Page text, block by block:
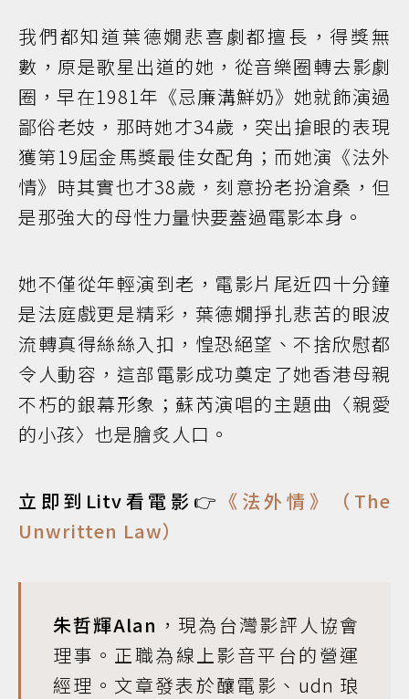
我們都知道葉德嫺悲喜劇都擅長，得獎無
數，原是歌星出道的她，從音樂圈轉去影劇
圈，早在1981年《忌廉溝鮮奶》她就飾演過
鄙俗老妓，那時她才34歲，突出搶眼的表現
獲第19屆金馬獎最佳女配角；而她演《法外
情》時其實也才38歲，刻意扮老扮滄桑，但
是那強大的母性力量快要蓋過電影本身。
她不僅從年輕演到老，電影片尾近四十分鐘
是法庭戲更是精彩，葉德嫺掙扎悲苦的眼波
流轉真得絲絲入扣，惶恐絕望、不捨欣慰都
令人動容，這部電影成功奠定了她香港母親
不朽的銀幕形象；蘇芮演唱的主題曲〈親愛
的小孩〉也是膾炙人口。
立即到Litv看電影👉 《法外情》（The
Unwritten Law）
朱哲輝Alan ，現為台灣影評人協會
理事。正職為線上影音平台的營運
經理。文章發表於釀電影、udn 琅